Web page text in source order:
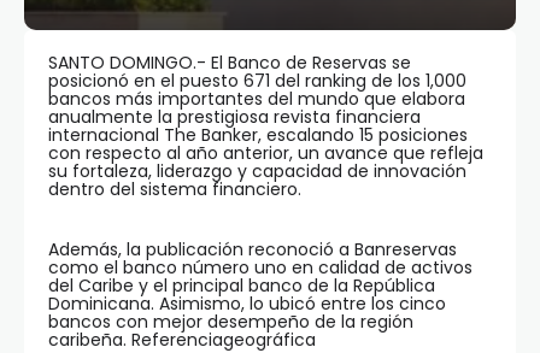
SANTO DOMINGO.- El Banco de Reservas se
posicionó en el puesto 671 del ranking de los 1,000
bancos más importantes del mundo que elabora
anualmente la prestigiosa revista financiera
internacional The Banker, escalando 15 posiciones
con respecto al año anterior, un avance que refleja
su fortaleza, liderazgo y capacidad de innovación
dentro del sistema financiero.
Además, la publicación reconoció a Banreservas
como el banco número uno en calidad de activos
del Caribe y el principal banco de la República
Dominicana. Asimismo, lo ubicó entre los cinco
bancos con mejor desempeño de la región
caribeña. Referenciageográfica